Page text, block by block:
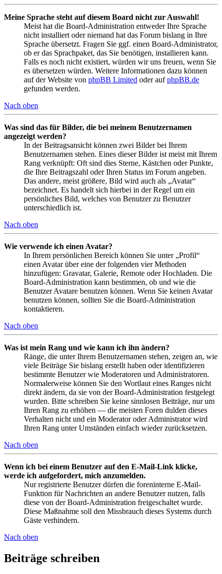
Meine Sprache steht auf diesem Board nicht zur Auswahl!
Meist hat die Board-Administration entweder Ihre Sprache
nicht installiert oder niemand hat das Forum bislang in Ihre
Sprache übersetzt. Fragen Sie ggf. einen Board-Administrator,
ob er das Sprachpaket, das Sie benötigen, installieren kann.
Falls es noch nicht existiert, würden wir uns freuen, wenn Sie
es übersetzen würden. Weitere Informationen dazu können
auf der Website von phpBB Limited oder aufphpBB.de
gefunden werden.
Nach oben
Was sind das für Bilder, die bei meinem Benutzernamen
angezeigt werden?
In der Beitragsansicht können zwei Bilder bei Ihrem
Benutzernamen stehen. Eines dieser Bilder ist meist mit Ihrem
Rang verknüpft: Oft sind dies Sterne, Kästchen oder Punkte,
die Ihre Beitragszahl oder Ihren Status im Forum angeben.
Das andere, meist größere, Bild wird auch als „Avatar“
bezeichnet. Es handelt sich hierbei in der Regel um ein
persönliches Bild, welches von Benutzer zu Benutzer
unterschiedlich ist.
Nach oben
Wie verwende ich einen Avatar?
In Ihrem persönlichen Bereich können Sie unter „Profil“
einen Avatar über eine der folgenden vier Methoden
hinzufügen: Gravatar, Galerie, Remote oder Hochladen. Die
Board-Administration kann bestimmen, ob und wie die
Benutzer Avatare benutzen können. Wenn Sie keinen Avatar
benutzen können, sollten Sie die Board-Administration
kontaktieren.
Nach oben
Was ist mein Rang und wie kann ich ihn ändern?
Ränge, die unter Ihrem Benutzernamen stehen, zeigen an, wie
viele Beiträge Sie bislang erstellt haben oder identifizieren
bestimmte Benutzer wie Moderatoren und Administratoren.
Normalerweise können Sie den Wortlaut eines Ranges nicht
direkt ändern, da sie von der Board-Administration festgelegt
wurden. Bitte schreiben Sie keine sinnlosen Beiträge, nur um
Ihren Rang zu erhöhen — die meisten Foren dulden dieses
Verhalten nicht und ein Moderator oder Administrator wird
Ihren Rang unter Umständen einfach wieder zurücksetzen.
Nach oben
Wenn ich bei einem Benutzer auf den E-Mail-Link klicke,
werde ich aufgefordert, mich anzumelden.
Nur registrierte Benutzer dürfen die foreninterne E-Mail-
Funktion für Nachrichten an andere Benutzer nutzen, falls
diese von der Board-Administration freigeschaltet wurde.
Diese Maßnahme soll den Missbrauch dieses Systems durch
Gäste verhindern.
Nach oben
Beiträge schreiben